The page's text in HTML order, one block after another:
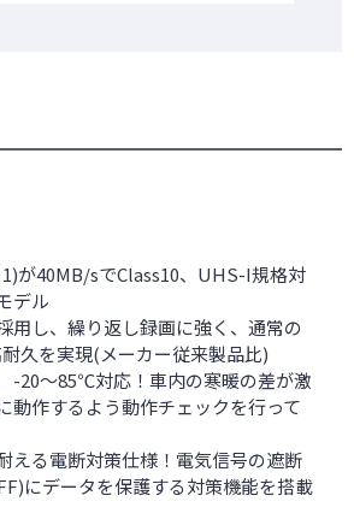
が40MB/sでClass10、UHS-I規格対
デル
用し、繰り返し録画に強く、通常の
久を実現(メーカー従来製品比)
20～85℃対応！車内の寒暖の差が激
動作するよう動作チェックを行って
える電断対策仕様！電気信号の遮断
にデータを保護する対策機能を搭載